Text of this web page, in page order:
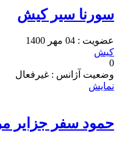
سورنا سیر کیش
عضویت : 04 مهر 1400
کیش
0
وضعیت آژانس : غیرفعال
نمایش
حمود سفر جزایر